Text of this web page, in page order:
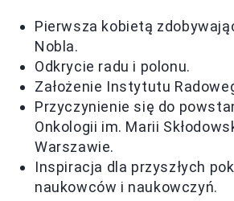
Pierwsza kobietą
Nobla.
Odkrycie radu i polonu.
Założenie Instytutu
Przyczynienie się do
Onkologii im. Marii
Warszawie.
Inspiracja dla przyszłych
naukowców i naukowczyń.